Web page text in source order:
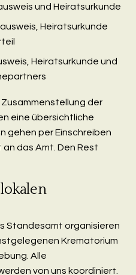
und Heiratsurkunde
Heiratsurkunde
Heiratsurkunde und
der
eine übersichtliche
gehen per Einschreiben
das Amt. Den Rest
Standesamt organisieren
Krematorium
Alle
von uns koordiniert.